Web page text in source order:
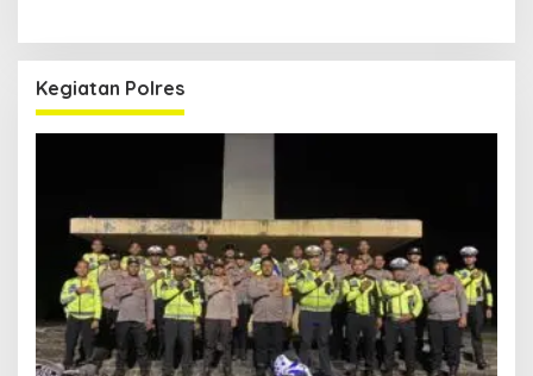
Kegiatan Polres